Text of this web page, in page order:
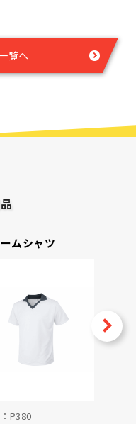
覧へ
ムシャツ
P380
Next